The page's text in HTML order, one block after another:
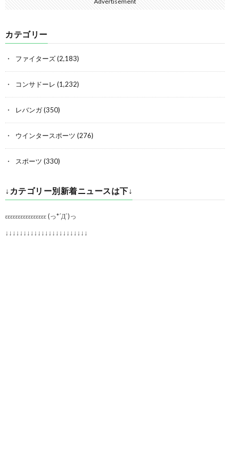
カテゴリー
ファイターズ(2,183)
コンサドーレ (1,232)
レバンガ(350)
ウインタースポーツ (276)
スポーツ (330)
↓カテゴリー別新着ニュースは下↓
εεεεεεεεεεεεεεεε (っ*´Д`)っ
↓↓↓↓↓↓↓↓↓↓↓↓↓↓↓↓↓↓↓↓↓↓↓